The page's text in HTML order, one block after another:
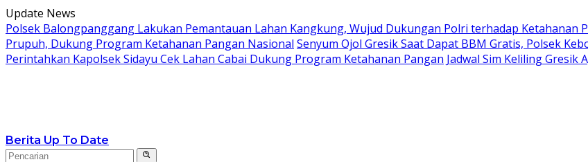
Langsung
ke
konten
Update News
Polsek Balongpanggang Lakukan Pemantauan Lahan Kangkung, Wujud Dukungan Polri terhadap Ketahanan
Prupuh, Dukung Program Ketahanan Pangan Nasional Senyum Ojol Gresik Saat Dapat BBM Gratis, Polsek
Perintahkan Kapolsek Sidayu Cek Lahan Cabai Dukung Program Ketahanan Pangan Jadwal Sim Keliling Gresik
Berita Up To Date